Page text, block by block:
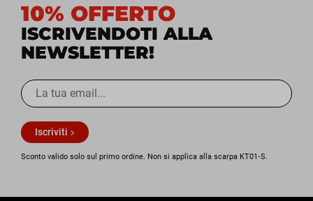
10% OFFERTO
ISCRIVENDOTI ALLA
NEWSLETTER!
Iscriviti
Sconto valido solo sul primo ordine. Non si applica alla scarpa KT01‑S.